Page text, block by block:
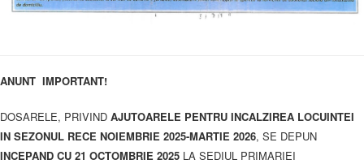
ANUNT IMPORTANT!
DOSARELE, PRIVIND AJUTOARELE PENTRU INCALZIREA LOCUINTEI
IN SEZONUL RECE NOIEMBRIE 2025-MARTIE 2026, SE DEPUN
INCEPAND CU 21 OCTOMBRIE 2025 LA SEDIUL PRIMARIEI